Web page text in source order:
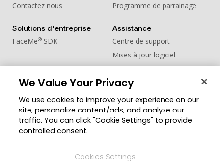
Contactez nous
Programme de parrainage
Solutions d'entreprise
FaceMe® SDK
Assistance
Centre de support
Mises à jour logiciel
Centre d'apprentissage
Zone des Membres
Blog
Changer de région
We Value Your Privacy
We use cookies to improve your experience on our
site, personalize content/ads, and analyze our
traffic. You can click "Cookie Settings" to provide
controlled consent.
Cookies Settings